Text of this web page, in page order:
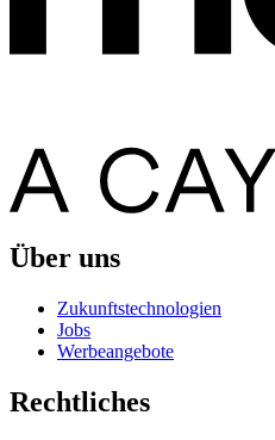
Über uns
Zukunftstechnologien
Jobs
Werbeangebote
Rechtliches